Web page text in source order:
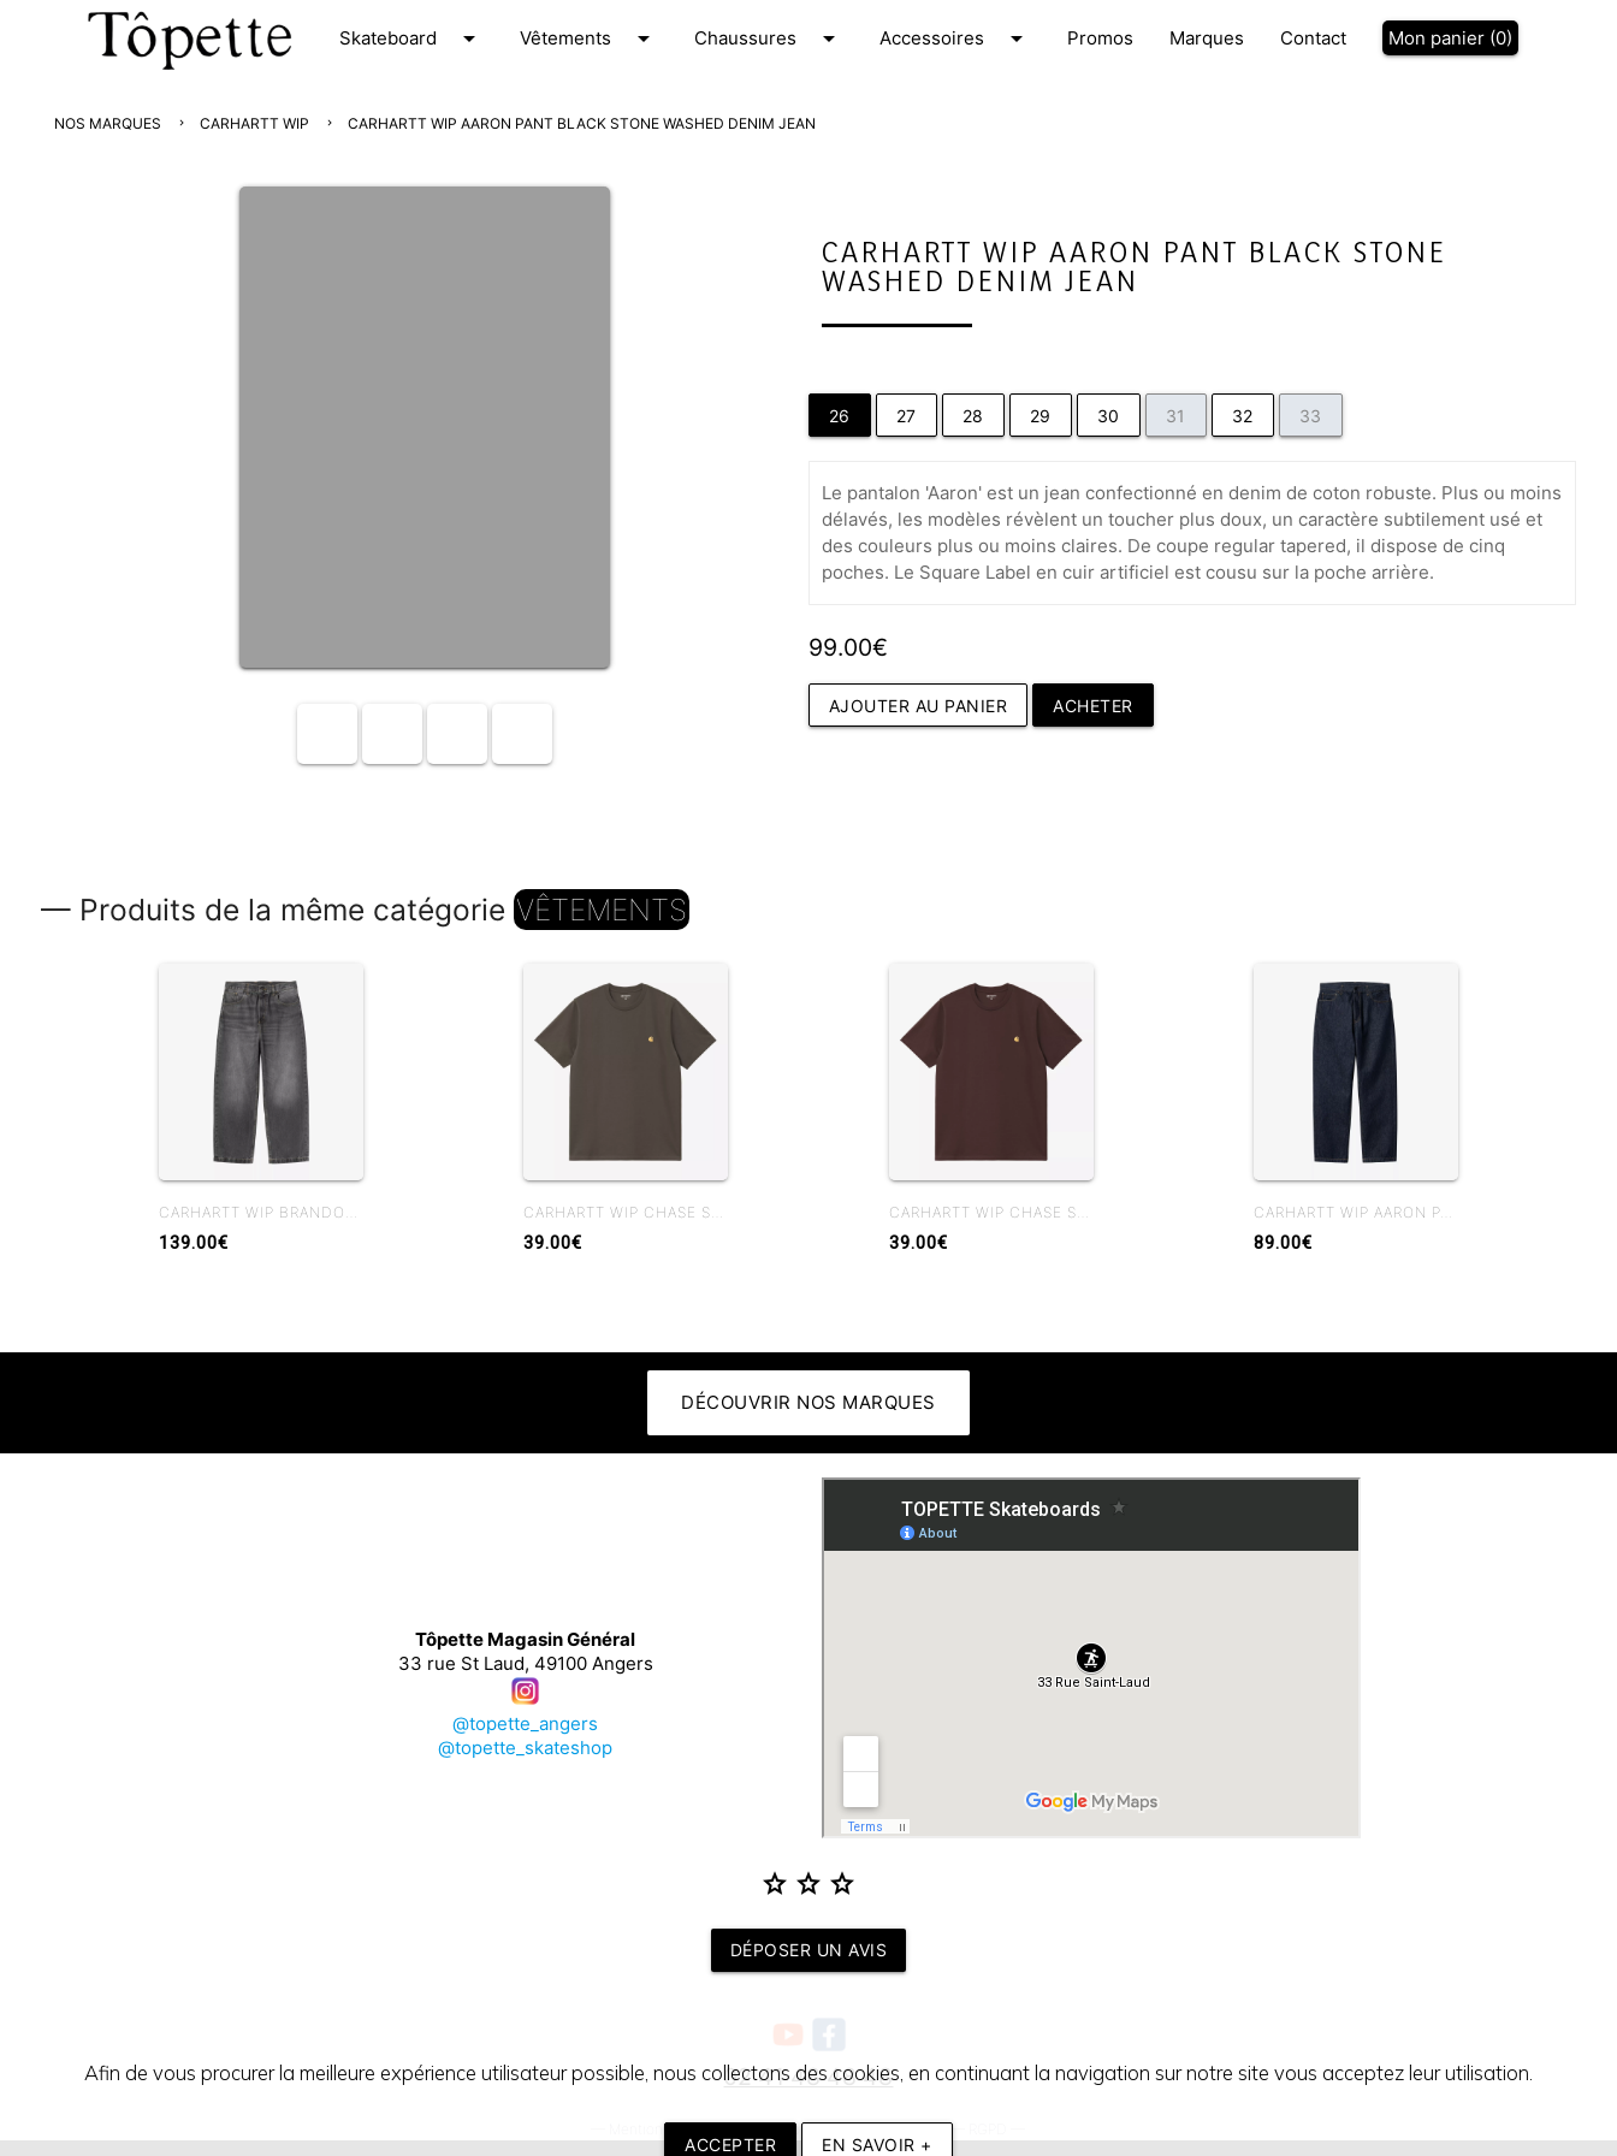
Skateboard arrow_drop_down Vêtements arrow_drop_down Chaussures arrow_drop_down Accessoires arrow_drop_down Promos Marques Contact Mon panier (0)
NOS MARQUES CARHARTT WIP CARHARTT WIP AARON PANT BLACK STONE WASHED DENIM JEAN
CARHARTT WIP AARON PANT BLACK STONE
WASHED DENIM JEAN
26 27 28 29 30 31 32 33
Le pantalon 'Aaron' est un jean confectionné en denim de coton robuste. Plus ou moins
délavés, les modèles révèlent un toucher plus doux, un caractère subtilement usé et
des couleurs plus ou moins claires. De coupe regular tapered, il dispose de cinq
poches. Le Square Label en cuir artificiel est cousu sur la poche arrière.
99.00€
AJOUTER AU PANIER ACHETER
— Produits de la même catégorie VÊTEMENTS
139.00€ 39.00€ 39.00€
CARHARTT WIP AARON PANT BLUE RINSED
89.00€
Afin de vous procurer la meilleure expérience utilisateur possible, nous collectons des cookies, en continuant la navigation sur notre site vous acceptez leur utilisation.
ACCEPTER EN SAVOIR +
DÉCOUVRIR NOS MARQUES
Tôpette Magasin Général
33 rue St Laud, 49100 Angers
@topette_angers
@topette_skateshop
star star star
DÉPOSER UN AVIS
02 41 48 48 48
Mentions légales Conditions générales de vente—